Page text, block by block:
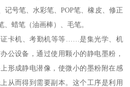
记号笔、水彩笔、POP笔、橡皮、修正
蜡笔（油画棒）、毛笔。
卡机、考勤机等等……是集光学、机
公设备，通过使用颗小的静电墨粉，
形成静电潜像，使微小的墨粉附在感
从而得到需要副本。这个工序是利用